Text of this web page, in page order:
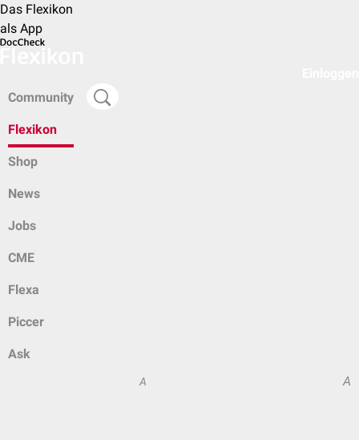
Das Flexikon
als App
Community
Flexikon
Shop
News
Jobs
CME
Flexa
Piccer
Ask
A A